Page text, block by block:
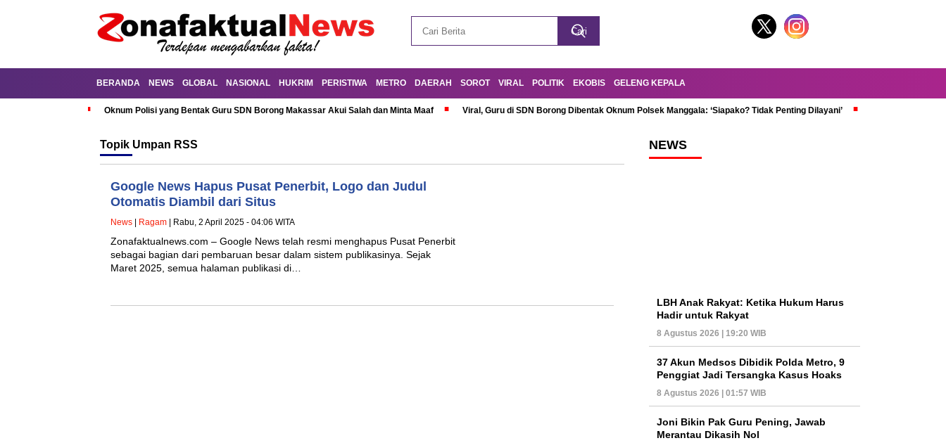
BERANDA NEWS GLOBAL NASIONAL HUKRIM PERISTIWA METRO DAERAH SOROT VIRAL POLITIK EKOBIS GELENG KEPALA
Oknum Polisi yang Bentak Guru SDN Borong Makassar Akui Salah dan Minta Maaf Viral, Guru di SDN Borong Dibentak Oknum Polsek Manggala: ‘Siapako? Tidak Penting Dilayani’
Topik Umpan RSS
Google News Hapus Pusat Penerbit, Logo dan Judul
Otomatis Diambil dari Situs
News Ragam | Rabu, 2 April 2025 - 04:06 WITA
Zonafaktualnews.com – Google News telah resmi menghapus Pusat Penerbit
sebagai bagian dari pembaruan besar dalam sistem publikasinya. Sejak
Maret 2025, semua halaman publikasi di…
NEWS
LBH Anak Rakyat: Ketika Hukum Harus
Hadir untuk Rakyat
8 Agustus 2026 | 19:20 WIB
37 Akun Medsos Dibidik Polda Metro, 9
Penggiat Jadi Tersangka Kasus Hoaks
8 Agustus 2026 | 01:57 WIB
Joni Bikin Pak Guru Pening, Jawab
Merantau Dikasih Nol